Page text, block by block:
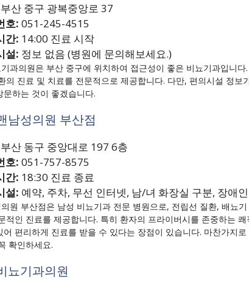
부산 중구 광복중앙로 37
호: 051-245-4515
간: 14:00 진료 시작
설: 정보 없음 (병원에 문의해보세요.)
과의원은 부산 중구에 위치하여 접근성이 좋은 비뇨기과입니
의 진료 및 치료를 전문적으로 제공합니다. 다만, 편의시설 정보
문하는 것이 좋겠습니다.
남성의원 부산점
부산 동구 중앙대로 197 6층
호: 051-757-8575
간: 18:30 진료 종료
설: 예약, 주차, 무선 인터넷, 남/녀 화장실 구분, 장애
원 부산점은 남성 비뇨기과 전문 병원으로, 전립선 질환, 배뇨
적인 진료를 제공합니다. 특히 환자의 프라이버시를 존중하는
어 편리하게 진료를 받을 수 있다는 장점이 있습니다. 마찬가지
확인하세요.
뇨기과의원